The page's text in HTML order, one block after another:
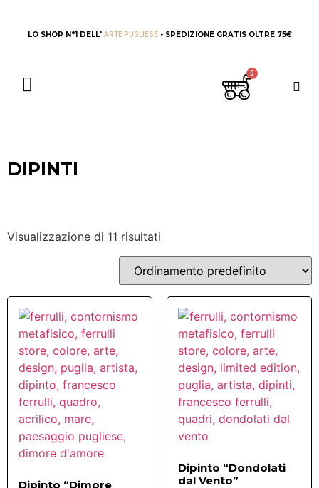
LO SHOP N°1 DELL' ARTE PUGLIESE - SPEDIZIONE GRATIS OLTRE 75€
DIPINTI
Visualizzazione di 11 risultati
Dipinto “Dimore
Dipinto “Dondolati
dal Vento”